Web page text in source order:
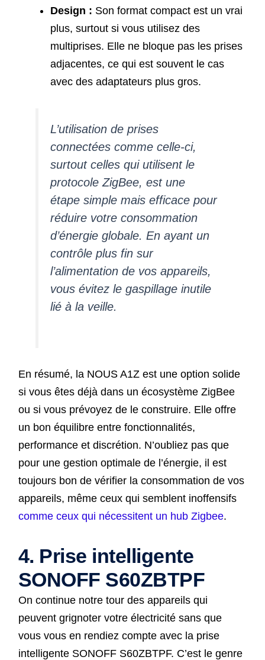
Design : Son format compact est un vrai
plus, surtout si vous utilisez des
multiprises. Elle ne bloque pas les prises
adjacentes, ce qui est souvent le cas
avec des adaptateurs plus gros.
L’utilisation de prises
connectées comme celle-ci,
surtout celles qui utilisent le
protocole ZigBee, est une
étape simple mais efficace pour
réduire votre consommation
d’énergie globale. En ayant un
contrôle plus fin sur
l’alimentation de vos appareils,
vous évitez le gaspillage inutile
lié à la veille.
En résumé, la NOUS A1Z est une option solide
si vous êtes déjà dans un écosystème ZigBee
ou si vous prévoyez de le construire. Elle offre
un bon équilibre entre fonctionnalités,
performance et discrétion. N’oubliez pas que
pour une gestion optimale de l’énergie, il est
toujours bon de vérifier la consommation de vos
appareils, même ceux qui semblent inoffensifs
comme ceux qui nécessitent un hub Zigbee.
4. Prise intelligente
SONOFF S60ZBTPF
On continue notre tour des appareils qui
peuvent grignoter votre électricité sans que
vous vous en rendiez compte avec la prise
intelligente SONOFF S60ZBTPF. C’est le genre